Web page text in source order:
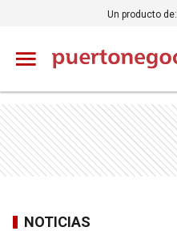
Un producto de:
NOTICIAS